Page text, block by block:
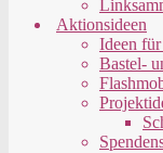
Aktionsideen
Ideen
Bastel-